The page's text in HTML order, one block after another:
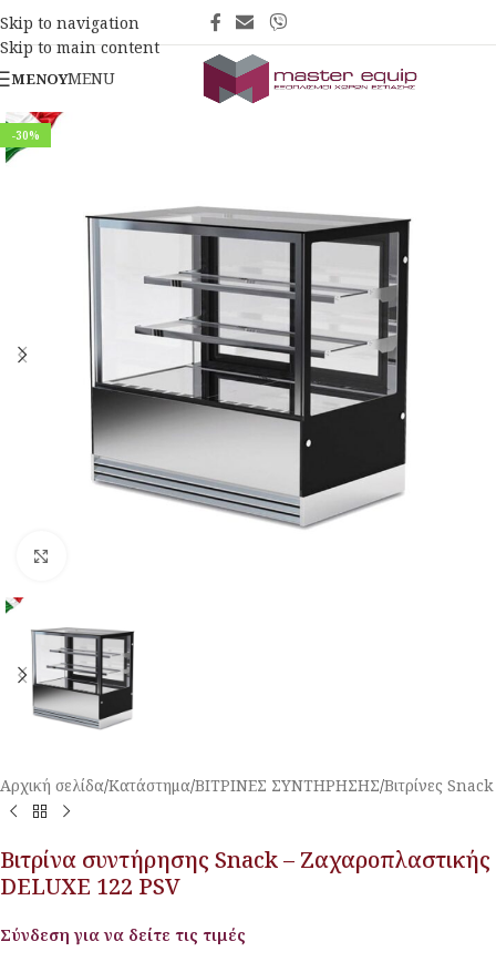
Skip to navigation
Skip to main content
ΜΕΝΟΎMENU
-30%
Αρχική σελίδα/Κατάστημα/ΒΙΤΡΙΝΕΣ ΣΥΝΤΗΡΗΣΗΣ/Βιτρίνες Snack
Βιτρίνα συντήρησης Snack – Ζαχαροπλαστικής
DELUXE 122 PSV
Σύνδεση για να δείτε τις τιμές